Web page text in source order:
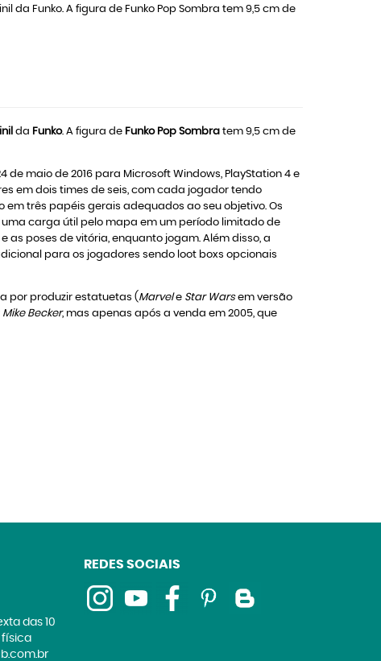
da Funko. A figura de Funko Pop Sombra tem 9,5 cm de
da Funko. A figura de Funko Pop Sombra tem 9,5 cm de
de maio de 2016 para Microsoft Windows, PlayStation 4 e
em dois times de seis, com cada jogador tendo
em três papéis gerais adequados ao seu objetivo. Os
carga útil pelo mapa em um período limitado de
poses de vitória, enquanto jogam. Além disso, a
para os jogadores sendo loot boxs opcionais
por produzir estatuetas ( Marvele Star Warsem versão
Mike Becker, mas apenas após a venda em 2005, que
das 10
física
REDES SOCIAIS